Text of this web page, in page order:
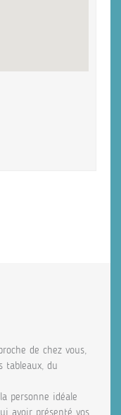
de chez vous,
tableaux, du
personne idéale
avoir présenté vos